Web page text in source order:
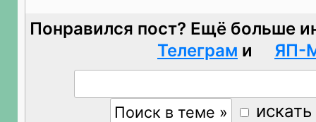
Понравился пост? Ещё больше
Телеграм и ЯП-